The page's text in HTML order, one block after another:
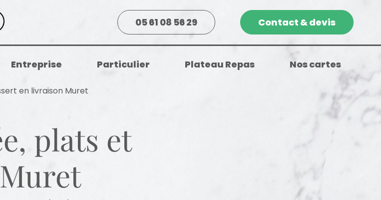
05 61 08 56 29 Contact & devis
Entreprise Particulier Plateau Repas Nos cartes
en livraison Muret
plats et